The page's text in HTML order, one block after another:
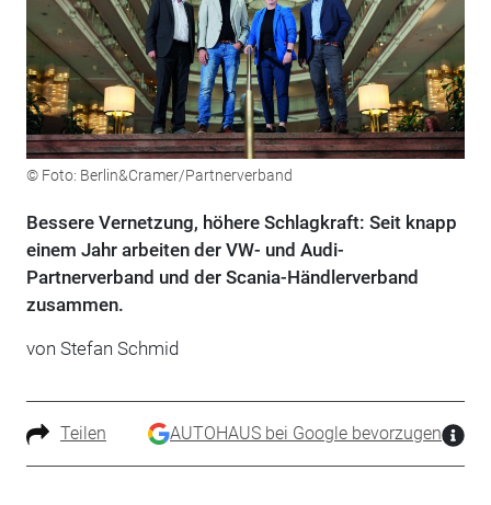
© Foto: Berlin&Cramer/Partnerverband
Bessere Vernetzung, höhere Schlagkraft: Seit knapp
einem Jahr arbeiten der VW- und Audi-
Partnerverband und der Scania-Händlerverband
zusammen.
von Stefan Schmid
Teilen AUTOHAUS bei Google bevorzugen